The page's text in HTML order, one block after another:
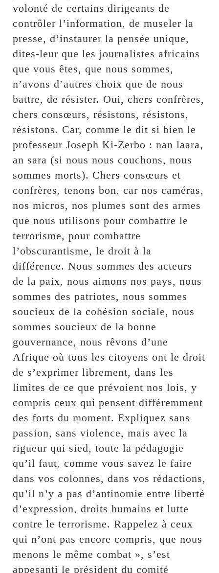
volonté de certains dirigeants de
contrôler l’information, de museler la
presse, d’instaurer la pensée unique,
dites-leur que les journalistes africains
que vous êtes, que nous sommes,
n’avons d’autres choix que de nous
battre, de résister. Oui, chers confrères,
chers consœurs, résistons, résistons,
résistons. Car, comme le dit si bien le
professeur Joseph Ki-Zerbo : nan laara,
an sara (si nous nous couchons, nous
sommes morts). Chers consœurs et
confrères, tenons bon, car nos caméras,
nos micros, nos plumes sont des armes
que nous utilisons pour combattre le
terrorisme, pour combattre
l’obscurantisme, le droit à la
différence. Nous sommes des acteurs
de la paix, nous aimons nos pays, nous
sommes des patriotes, nous sommes
soucieux de la cohésion sociale, nous
sommes soucieux de la bonne
gouvernance, nous rêvons d’une
Afrique où tous les citoyens ont le droit
de s’exprimer librement, dans les
limites de ce que prévoient nos lois, y
compris ceux qui pensent différemment
des forts du moment. Expliquez sans
passion, sans violence, mais avec la
rigueur qui sied, toute la pédagogie
qu’il faut, comme vous savez le faire
dans vos colonnes, dans vos rédactions,
qu’il n’y a pas d’antinomie entre liberté
d’expression, droits humains et lutte
contre le terrorisme. Rappelez à ceux
qui n’ont pas encore compris, que nous
menons le même combat », s’est
appesanti le président du comité